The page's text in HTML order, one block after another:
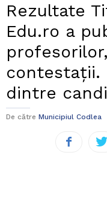
Rezultate
Edu.ro a
contestaţii.
dintre
De către Municipiul Codlea